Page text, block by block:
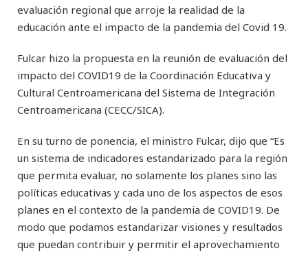
evaluación regional que arroje la realidad de la
educación ante el impacto de la pandemia del Covid 19.
Fulcar hizo la propuesta en la reunión de evaluación del
impacto del COVID19 de la Coordinación Educativa y
Cultural Centroamericana del Sistema de Integración
Centroamericana (CECC/SICA).
En su turno de ponencia, el ministro Fulcar, dijo que “Es
un sistema de indicadores estandarizado para la región
que permita evaluar, no solamente los planes sino las
políticas educativas y cada uno de los aspectos de esos
planes en el contexto de la pandemia de COVID19. De
modo que podamos estandarizar visiones y resultados
que puedan contribuir y permitir el aprovechamiento